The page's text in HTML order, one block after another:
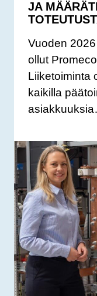
JA
Vuoden
ollut
Liiketoiminta
kaikilla